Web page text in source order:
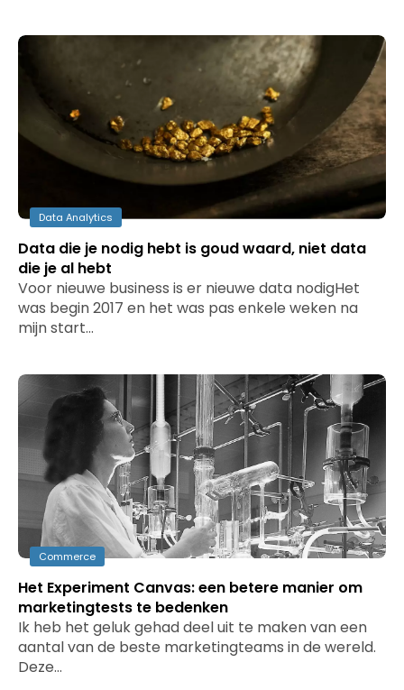
Data Analytics
Data die je nodig hebt is goud waard, niet data
die je al hebt
Voor nieuwe business is er nieuwe data nodigHet
was begin 2017 en het was pas enkele weken na
mijn start…
Commerce
Het Experiment Canvas: een betere manier om
marketingtests te bedenken
Ik heb het geluk gehad deel uit te maken van een
aantal van de beste marketingteams in de wereld.
Deze…